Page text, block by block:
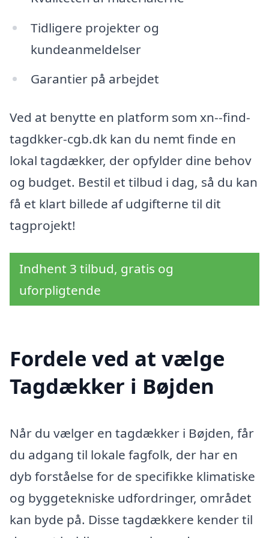
Tidligere projekter og
kundeanmeldelser
Garantier på arbejdet
Ved at benytte en platform som xn--find-
tagdkker-cgb.dk kan du nemt finde en
lokal tagdækker, der opfylder dine behov
og budget. Bestil et tilbud i dag, så du kan
få et klart billede af udgifterne til dit
tagprojekt!
Indhent 3 tilbud, gratis og
uforpligtende
Fordele ved at vælge
Tagdækker i Bøjden
Når du vælger en tagdækker i Bøjden, får
du adgang til lokale fagfolk, der har en
dyb forståelse for de specifikke klimatiske
og byggetekniske udfordringer, området
kan byde på. Disse tagdækkere kender til